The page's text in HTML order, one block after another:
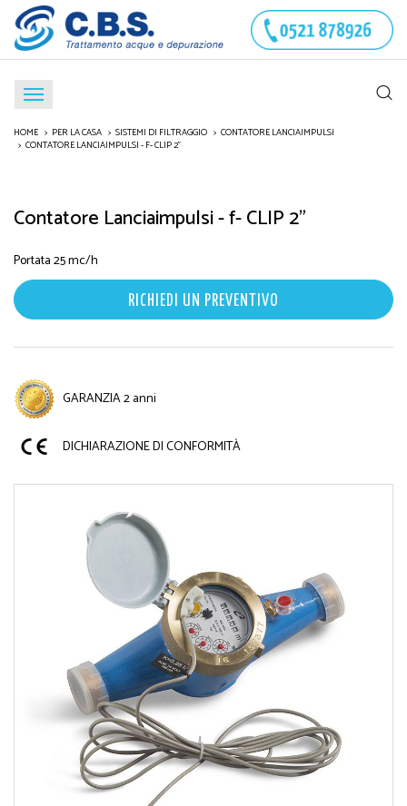
HOME PER LA CASA SISTEMI DI FILTRAGGIO
CONTATORE LANCIAIMPULSI
CONTATORE LANCIAIMPULSI - F- CLIP 2"
Contatore Lanciaimpulsi - f- CLIP 2"
Portata 25 mc/h
RICHIEDI UN PREVENTIVO
GARANZIA 2 anni
DICHIARAZIONE DI CONFORMITÀ